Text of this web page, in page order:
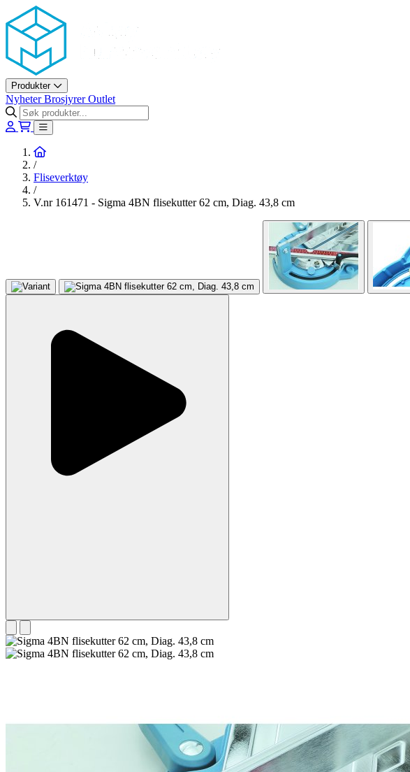
Askøy Murerverktøy AS
Produkter
NyheterBrosjyrerOutlet
Hjem
/
Fliseverktøy
/
V.nr 161471 - Sigma 4BN flisekutter 62 cm, Diag. 43,8 cm